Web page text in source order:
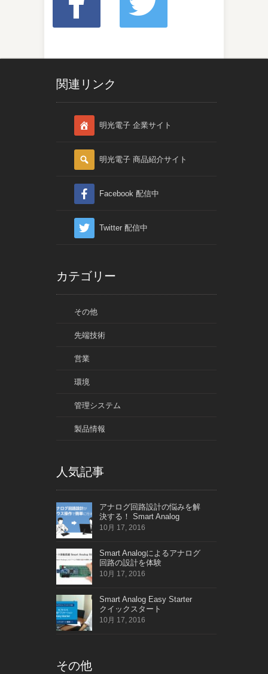
関連リンク
明光電子 企業サイト
明光電子 商品紹介サイト
Facebook 配信中
Twitter 配信中
カテゴリー
その他
先端技術
営業
環境
管理システム
製品情報
人気記事
アナログ回路設計の悩みを解
決する！ Smart Analog
10月 17, 2016
Smart Analogによるアナログ
回路の設計を体験
10月 17, 2016
Smart Analog Easy Starter
クイックスタート
10月 17, 2016
その他